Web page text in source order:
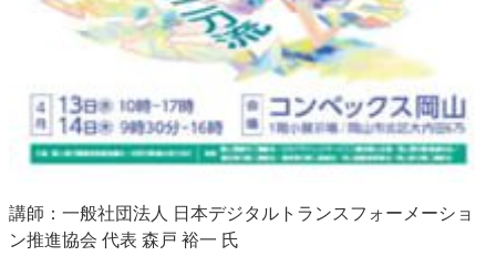
講師：一般社団法人 日本デジタルトランスフォーメーショ
ン推進協会 代表 森戸 裕一 氏